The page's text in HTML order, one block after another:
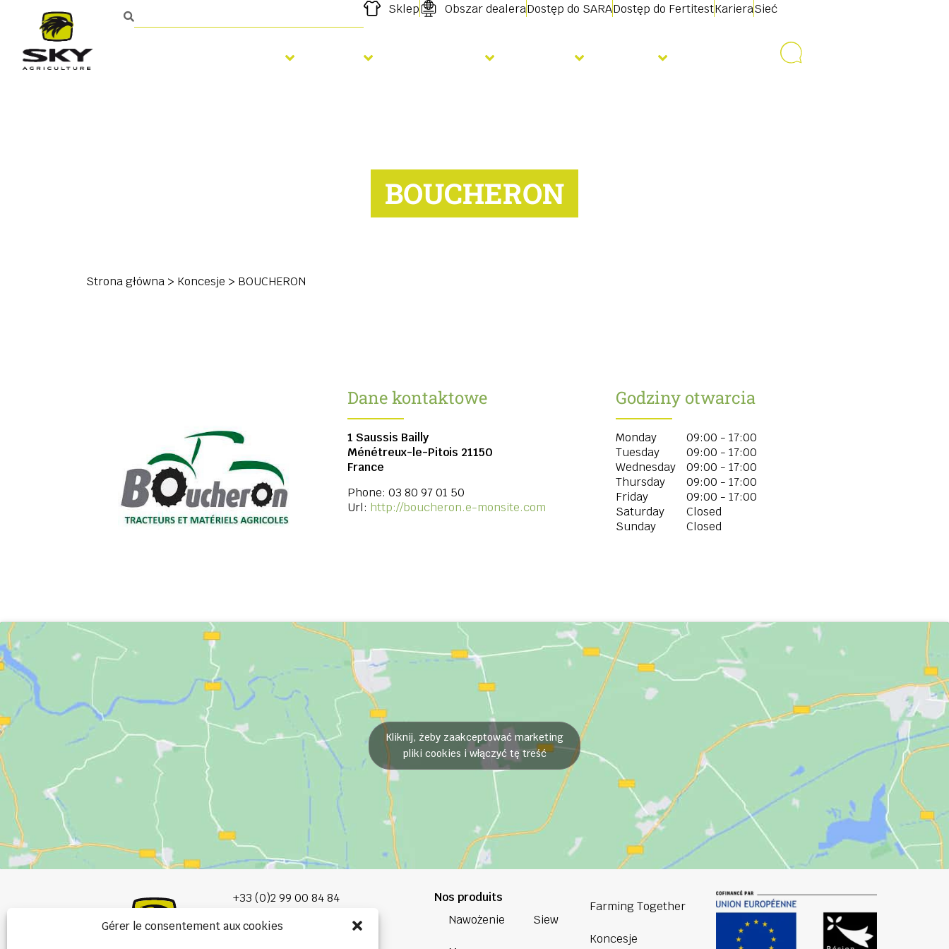
Gérer le consentement aux cookies
Sklep Obszar dealeraDostęp do SARADostęp do FertitestKarieraSieć
BOUCHERON
Strona główna > Koncesje > BOUCHERON
Dane kontaktowe
1 Saussis Bailly
Ménétreux-le-Pitois 21150
France
Phone: 03 80 97 01 50
Url: http://boucheron.e-monsite.com
Godziny otwarcia
Monday
09:00 - 17:00
Tuesday
09:00 - 17:00
Wednesday
09:00 - 17:00
Thursday
09:00 - 17:00
Friday
09:00 - 17:00
Saturday
Closed
Sunday
Closed
Kliknij, żeby zaakceptować marketing
pliki cookies i włączyć tę treść
+33 (0)2 99 00 84 84
info@burel-group.com
Nos produits
Nawożenie
Siew
Farming Together
Koncesje